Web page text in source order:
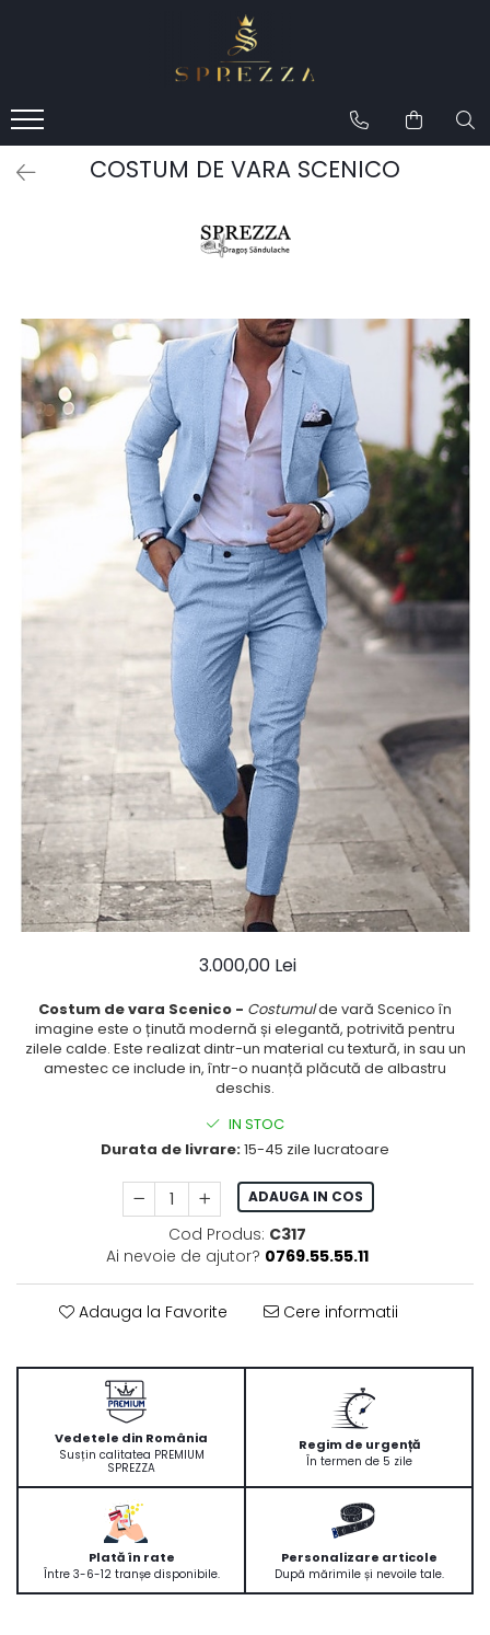
Costume de mire 2026
Redingotă bărbați
Frac bărbați
Costume la comandă
Paltoane bărbați
Accesorii bărbați
Lavalieră costum
Butoni cămașă mire
Papioane bărbați
Ace Pin pentru Guler Cămașă
Rochii de mireasă 2027
Pantofi de mireasă
Costume damă elegante
COSTUM DE VARA SCENICO
3.000,00 Lei
Costum de vara Scenico - Costumulde vară Scenico în
imagine este o ținută modernă și elegantă, potrivită pentru
zilele calde. Este realizat dintr-un material cu textură, in sau un
amestec ce include in, într-o nuanță plăcută de albastru
deschis.
IN STOC
Durata de livrare:15-45 zile lucratoare
ADAUGA IN COS
Cod Produs: C317
Ai nevoie de ajutor? 0769.55.55.11
Adauga la Favorite Cere informatii
Vedetele din România
Susțin calitatea PREMIUM
SPREZZA
Regim de urgență
În termen de 5 zile
Plată în rate
Între 3-6-12 tranșe disponibile.
Personalizare articole
După mărimile și nevoile tale.